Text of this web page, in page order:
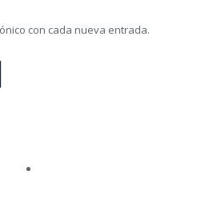
con cada nueva entrada.